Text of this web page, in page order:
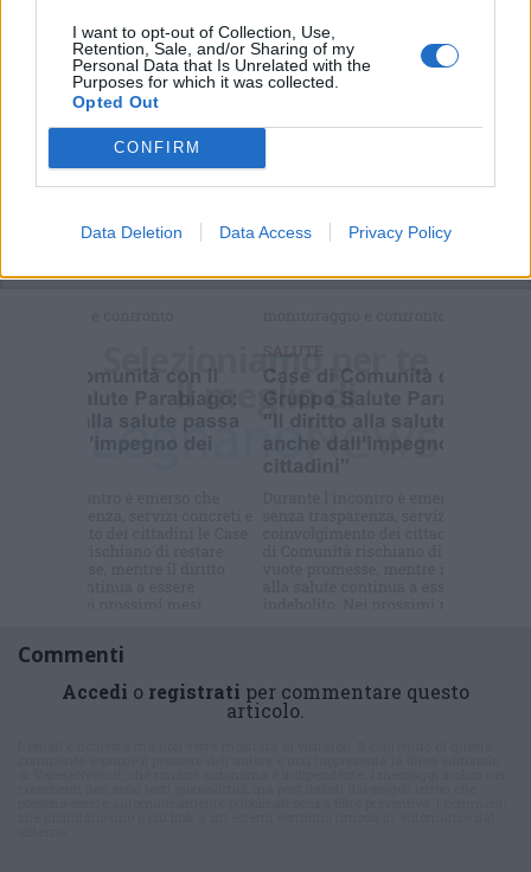
I want to opt-out of Collection, Use,
Retention, Sale, and/or Sharing of my
Personal Data that Is Unrelated with the
Purposes for which it was collected.
Opted Out
CONFIRM
Data Deletion Data Access Privacy Policy
linea per informarvi con attenzione.
PIÙ INFORMAZIONI SU
LEGGI GLI ALTRI ARTICOLI DI
Selezioniamo per te
Il meglio di
Commenti
Accedi o registrati per commentare questo
articolo.